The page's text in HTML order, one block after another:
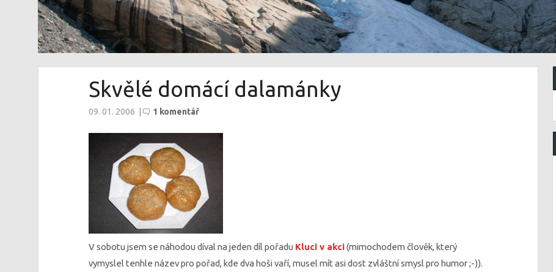
Skvělé domácí dalamánky
09. 01. 2006 1 komentář
V sobotu jsem se náhodou díval na jeden díl pořadu Kluci v akci(mimochodem člověk, který
vymyslel tenhle název pro pořad, kde dva hoši vaří, musel mít asi dost zvláštní smysl pro humor ;-)).